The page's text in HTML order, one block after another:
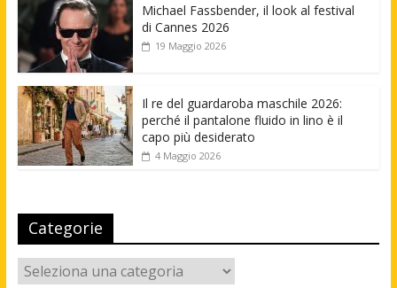
Michael Fassbender, il look al festival
di Cannes 2026
19 Maggio 2026
Il re del guardaroba maschile 2026:
perché il pantalone fluido in lino è il
capo più desiderato
4 Maggio 2026
Categorie
Categorie